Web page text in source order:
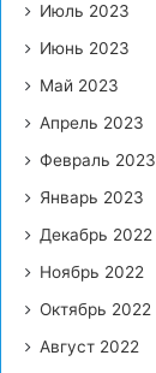
Июль 2023
Июнь 2023
Май 2023
Апрель 2023
Февраль 2023
Январь 2023
Декабрь 2022
Ноябрь 2022
Октябрь 2022
Август 2022